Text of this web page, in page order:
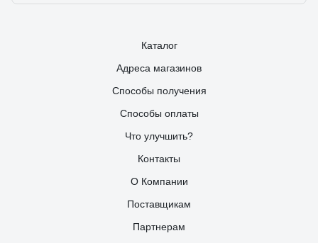
Каталог
Адреса магазинов
Способы получения
Способы оплаты
Что улучшить?
Контакты
О Компании
Поставщикам
Партнерам